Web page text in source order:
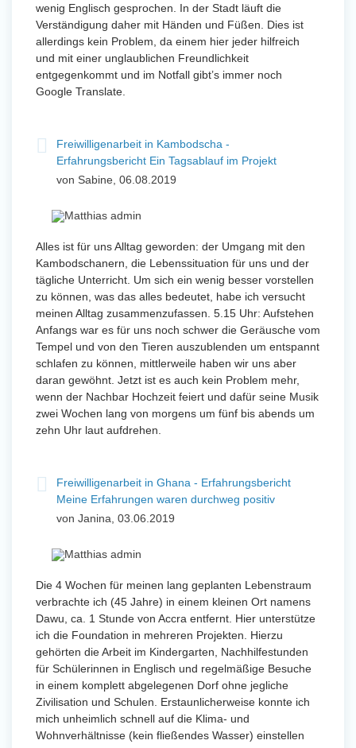
wenig Englisch gesprochen. In der Stadt läuft die
Verständigung daher mit Händen und Füßen. Dies ist
allerdings kein Problem, da einem hier jeder hilfreich
und mit einer unglaublichen Freundlichkeit
entgegenkommt und im Notfall gibt’s immer noch
Google Translate.
Freiwilligenarbeit in Kambodscha -
Erfahrungsbericht Ein Tagsablauf im Projekt
von Sabine, 06.08.2019
Alles ist für uns Alltag geworden: der Umgang mit den
Kambodschanern, die Lebenssituation für uns und der
tägliche Unterricht. Um sich ein wenig besser vorstellen
zu können, was das alles bedeutet, habe ich versucht
meinen Alltag zusammenzufassen. 5.15 Uhr: Aufstehen
Anfangs war es für uns noch schwer die Geräusche vom
Tempel und von den Tieren auszublenden um entspannt
schlafen zu können, mittlerweile haben wir uns aber
daran gewöhnt. Jetzt ist es auch kein Problem mehr,
wenn der Nachbar Hochzeit feiert und dafür seine Musik
zwei Wochen lang von morgens um fünf bis abends um
zehn Uhr laut aufdrehen.
Freiwilligenarbeit in Ghana - Erfahrungsbericht
Meine Erfahrungen waren durchweg positiv
von Janina, 03.06.2019
Die 4 Wochen für meinen lang geplanten Lebenstraum
verbrachte ich (45 Jahre) in einem kleinen Ort namens
Dawu, ca. 1 Stunde von Accra entfernt. Hier unterstütze
ich die Foundation in mehreren Projekten. Hierzu
gehörten die Arbeit im Kindergarten, Nachhilfestunden
für Schülerinnen in Englisch und regelmäßige Besuche
in einem komplett abgelegenen Dorf ohne jegliche
Zivilisation und Schulen. Erstaunlicherweise konnte ich
mich unheimlich schnell auf die Klima- und
Wohnverhältnisse (kein fließendes Wasser) einstellen